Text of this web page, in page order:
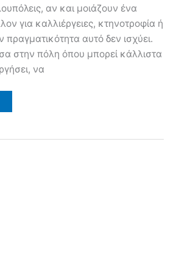
αν και μοιάζουν ένα
για καλλιέργειες, κτηνοτροφία ή
πραγματικότητα αυτό δεν ισχύει.
στην πόλη όπου μπορεί κάλλιστα
να